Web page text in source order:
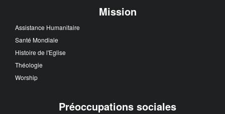
Mission
Assistance Humanitaire
Santé Mondiale
Histoire de l'Eglise
Théologie
Worship
Préoccupations sociales